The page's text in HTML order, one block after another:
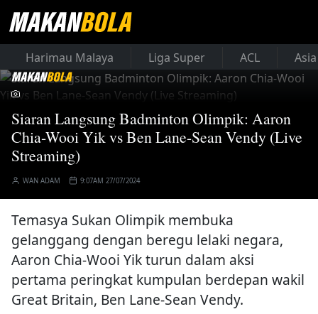
Harimau Malaya Liga Super ACL
Siaran Langsung Badminton Olimpik: Aaron
Chia-Wooi Yik vs Ben Lane-Sean Vendy (Live
Streaming)
WAN ADAM 9:07AM 27/07/2024
Temasya Sukan Olimpik membuka
gelanggang dengan beregu lelaki negara,
Aaron Chia-Wooi Yik turun dalam aksi
pertama peringkat kumpulan berdepan wakil
Great Britain, Ben Lane-Sean Vendy.